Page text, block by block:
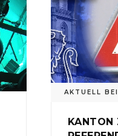
AKTUELL
KANTON